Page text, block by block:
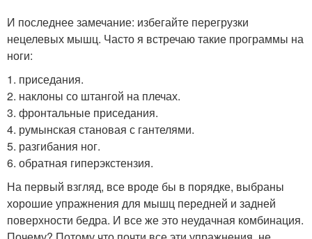
И последнее замечание: избегайте перегрузки
нецелевых мышц. Часто я встречаю такие программы на
ноги:
1. приседания.
2. наклоны со штангой на плечах.
3. фронтальные приседания.
4. румынская становая с гантелями.
5. разгибания ног.
6. обратная гиперэкстензия.
На первый взгляд, все вроде бы в порядке, выбраны
хорошие упражнения для мышц передней и задней
поверхности бедра. И все же это неудачная комбинация.